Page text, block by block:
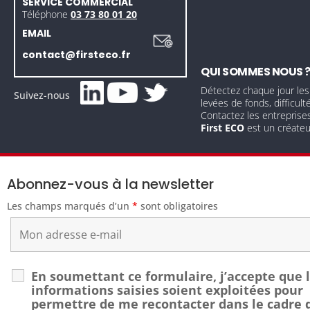
Téléphone 03 73 80 01 20
EMAIL
contact@firsteco.fr
Suivez-nous
QUI SOMMES NOUS ?
Détectez chaque jour
levées de fonds,
Contactez les
First ECO est un
Abonnez-vous à la newsletter
Les champs marqués d’un * sont obligatoires
En soumettant ce formulaire, j’accepte que
informations saisies soient exploitées pour
permettre de me recontacter dans le cadre